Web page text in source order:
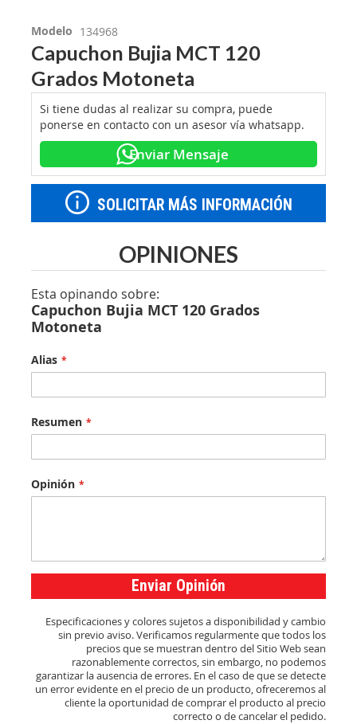
Modelo 134968
Capuchon Bujia MCT 120
Grados Motoneta
Si tiene dudas al realizar su compra, puede
ponerse en contacto con un asesor vía whatsapp.
Enviar Mensaje
SOLICITAR MÁS INFORMACIÓN
OPINIONES
Esta opinando sobre:
Capuchon Bujia MCT 120 Grados
Motoneta
Alias
Resumen
Opinión
Enviar Opinión
Especificaciones y colores sujetos a disponibilidad y cambio
sin previo aviso. Verificamos regularmente que todos los
precios que se muestran dentro del Sitio Web sean
razonablemente correctos, sin embargo, no podemos
garantizar la ausencia de errores. En el caso de que se detecte
un error evidente en el precio de un producto, ofreceremos al
cliente la oportunidad de comprar el producto al precio
correcto o de cancelar el pedido.